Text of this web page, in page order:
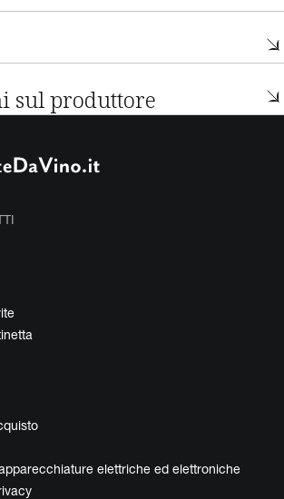
sul produttore
elettriche ed elettroniche